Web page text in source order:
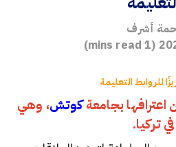
أشرف
(
1
mins read)
للروابط التعليمة
بجامعةكوتش، وهي
تركيا.